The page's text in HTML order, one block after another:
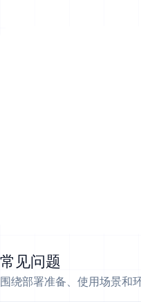
常见问题
围绕部署准备、使用场景和